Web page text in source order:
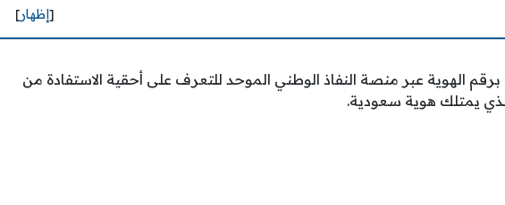
[إظهار]
الهوية عبر منصة النفاذ الوطني الموحد للتعرف على أحقية الاستفادة من
يمتلك هوية سعودية.